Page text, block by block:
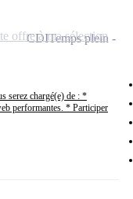
serez chargé(e) de : *
performantes. * Participer
CDITemps plein
offre à ma sélection